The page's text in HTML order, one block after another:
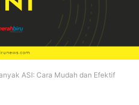
ASI: Cara Mudah dan Efektif